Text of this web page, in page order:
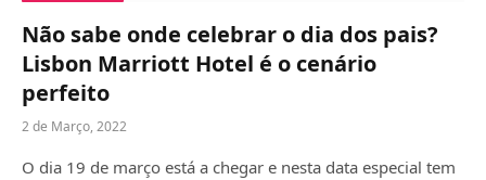
Não sabe onde celebrar o dia dos pais?
Lisbon Marriott Hotel é o cenário
perfeito
2 de Março, 2022
O dia 19 de março está a chegar e nesta data especial tem